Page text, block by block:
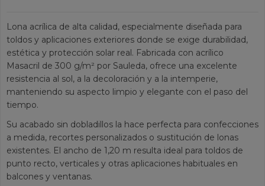
Lona acrílica de alta calidad, especialmente diseñada para
toldos y aplicaciones exteriores donde se exige durabilidad,
estética y protección solar real. Fabricada con acrílico
Masacril de 300 g/m² por Sauleda, ofrece una excelente
resistencia al sol, a la decoloración y a la intemperie,
manteniendo su aspecto limpio y elegante con el paso del
tiempo.
Su acabado sin dobladillos la hace perfecta para confecciones
a medida, recortes personalizados o sustitución de lonas
existentes. El ancho de 1,20 m resulta ideal para toldos de
punto recto, verticales y otras aplicaciones habituales en
balcones y ventanas.